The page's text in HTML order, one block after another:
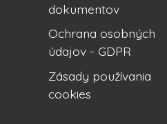
dokumentov
Ochrana osobných
údajov - GDPR
Zásady používania
cookies